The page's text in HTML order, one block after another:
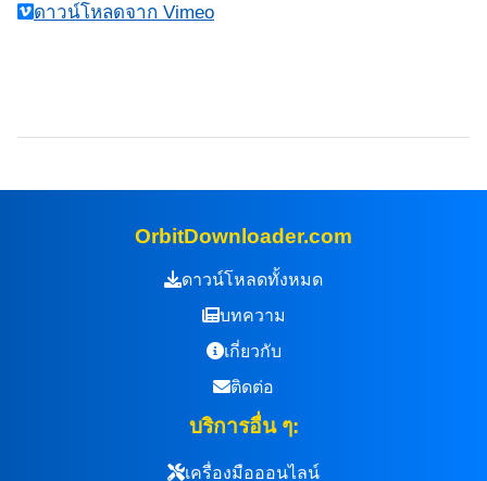
ดาวน์โหลดจาก Vimeo
OrbitDownloader.com
ดาวน์โหลดทั้งหมด
บทความ
เกี่ยวกับ
ติดต่อ
บริการอื่น ๆ:
เครื่องมือออนไลน์